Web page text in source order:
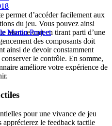
Martin Project
Martin Project
permet d’accéder facilement aux
du jeu. Vous pouvez ainsi
aisance tout en tirant parti d’une
des composants doit
ainsi de devoir constamment
le contrôle. En somme,
améliore votre expérience de
pour une vivance de jeu
le feedback tactile